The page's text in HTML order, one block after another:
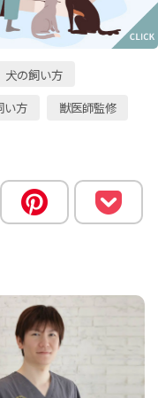
犬の飼い方
い方 獣医師監修